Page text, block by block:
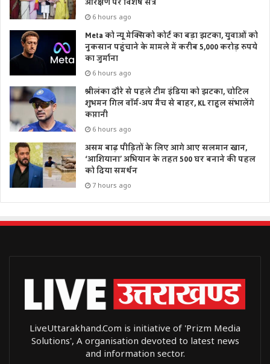
6 hours ago
Meta को न्यू मेक्सिको कोर्ट का बड़ा झटका, युवाओं को
नुकसान पहुंचाने के मामले में करीब 5,000 करोड़ रुपये
का जुर्माना
6 hours ago
श्रीलंका दौरे से पहले टीम इंडिया को झटका, चोटिल
शुभमन गिल वॉर्म-अप मैच से बाहर, KL राहुल संभालेंगे
कप्तानी
6 hours ago
असम बाढ़ पीड़ितों के लिए आगे आए सलमान खान,
‘आशियाना’ अभियान के तहत 500 घर बनाने की पहल
को दिया समर्थन
7 hours ago
LiveUttarakhand.Com is initiative of 'Prizm Media
Solutions', A organisation devoted to latest news
and information sector.